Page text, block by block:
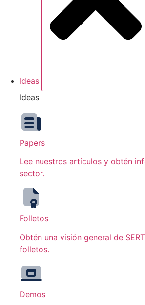
Ideas
Ideas
Papers
Lee nuestros artículos y obtén
sector.
Folletos
Obtén una visión general de
folletos.
Demos